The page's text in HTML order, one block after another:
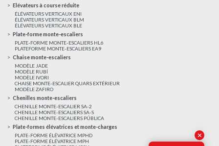
Elévateurs à course réduite
ÉLÉVATEURS VERTICAUX ENI
ÉLÉVATEURS VERTICAUX BLM
ÉLÉVATEURS VERTICAUX BLE
Plate-forme monte-escaliers
PLATE-FORME MONTE-ESCALIERS HL6
PLATEFORME MONTE-ESCALIERS EA9
Chaise monte-escaliers
MODÈLE JADE
MODÈLE RUBÍ
MODÈLE IVORI
CHAISE MONTE-ESCALIER QUARS EXTÉRIEUR
MODÈLE ZAFIRO
Chenilles monte-escaliers
CHENILLE MONTE-ESCALIER SA-2
CHENILLE MONTE-ESCALIERS SA-S
CHENILLE MONTE-ESCALIERS PÚBLICA
Plate-formes élévatrices et monte-charges
PLATE-FORME ÉLÉVATRICE MPHD
PLATE-FORME ÉLÉVATRICE MPH
✕